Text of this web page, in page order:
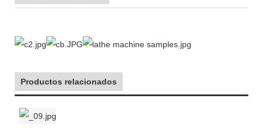
Productos relacionados